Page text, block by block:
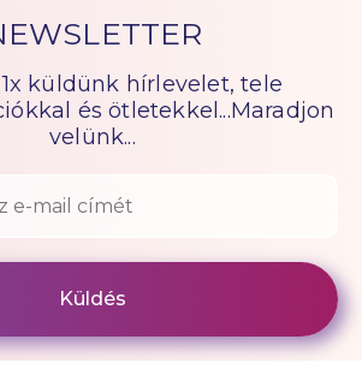
küldünk hírlevelet, tele
és ötletekkel...Maradjon
velünk...